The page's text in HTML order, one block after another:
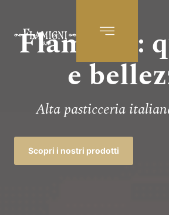
Flamigni:
e
Alta pasticceria
Scopri i nostri prodotti